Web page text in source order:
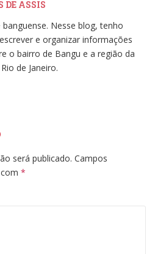
DE ASSIS
Nesse blog, tenho
e organizar informações
o bairro de Bangu e a região da
de Janeiro.
será publicado. Campos
*